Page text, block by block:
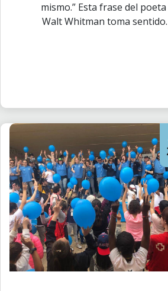
mismo.” Esta frase del poeta
Walt Whitman toma sentido